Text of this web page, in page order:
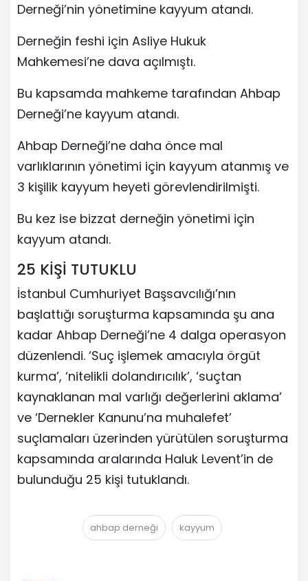
Derneği’nin yönetimine kayyum atandı.
Derneğin feshi için Asliye Hukuk
Mahkemesi’ne dava açılmıştı.
Bu kapsamda mahkeme tarafından Ahbap
Derneği’ne kayyum atandı.
Ahbap Derneği’ne daha önce mal
varlıklarının yönetimi için kayyum atanmış ve
3 kişilik kayyum heyeti görevlendirilmişti.
Bu kez ise bizzat derneğin yönetimi için
kayyum atandı.
25 KİŞİ TUTUKLU
İstanbul Cumhuriyet Başsavcılığı’nın
başlattığı soruşturma kapsamında şu ana
kadar Ahbap Derneği’ne 4 dalga operasyon
düzenlendi. ‘Suç işlemek amacıyla örgüt
kurma’, ‘nitelikli dolandırıcılık’, ‘suçtan
kaynaklanan mal varlığı değerlerini aklama’
ve ‘Dernekler Kanunu’na muhalefet’
suçlamaları üzerinden yürütülen soruşturma
kapsamında aralarında Haluk Levent’in de
bulunduğu 25 kişi tutuklandı.
ahbap derneği kayyum